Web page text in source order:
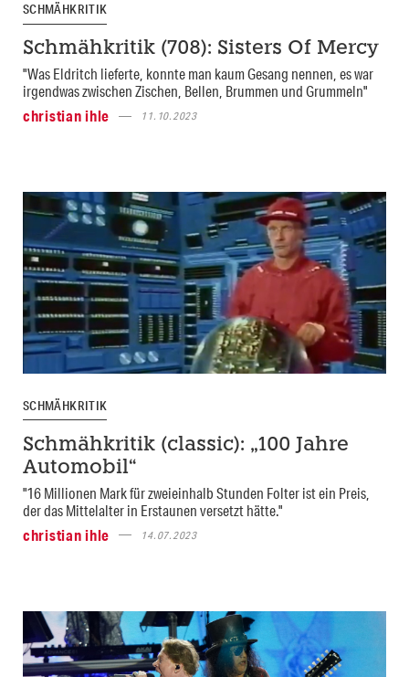
SCHMÄHKRITIK
Schmähkritik (708): Sisters Of Mercy
"Was Eldritch lieferte, konnte man kaum Gesang nennen, es war
irgendwas zwischen Zischen, Bellen, Brummen und Grummeln"
christian ihle
11.10.2023
SCHMÄHKRITIK
Schmähkritik (classic): „100 Jahre
Automobil“
"16 Millionen Mark für zweieinhalb Stunden Folter ist ein Preis,
der das Mittelalter in Erstaunen versetzt hätte."
christian ihle
14.07.2023